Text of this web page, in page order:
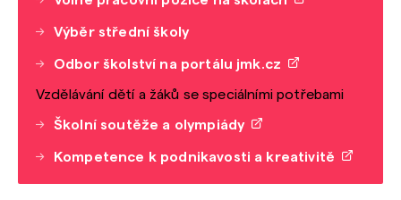
Výběr střední školy
Odbor školství na portálu jmk.cz
Vzdělávání dětí a žáků se speciálními potřebami
Školní soutěže a olympiády
Kompetence k podnikavosti a kreativitě